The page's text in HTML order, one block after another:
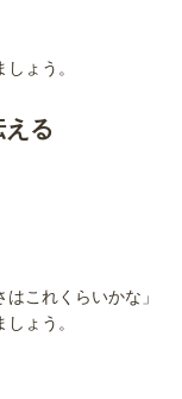
ょう。
る
これくらいかな」
ょう。